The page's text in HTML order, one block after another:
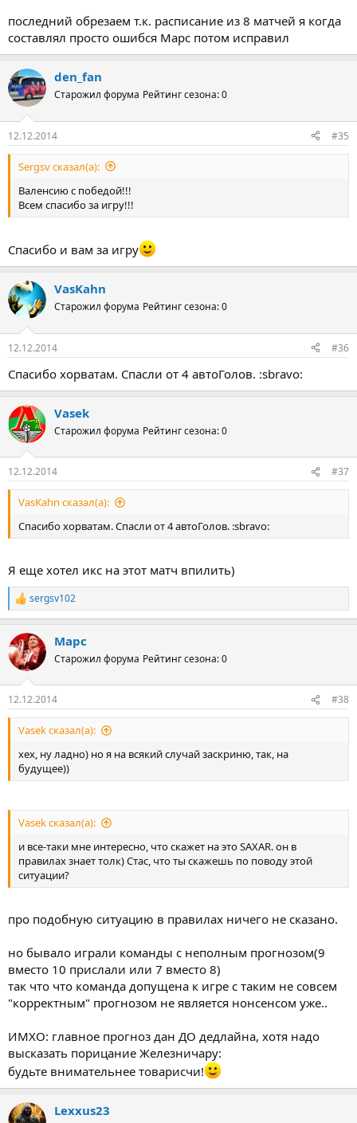
последний обрезаем т.к. расписание из 8 матчей я когда
составлял просто ошибся Марс потом исправил
den_fan
Старожил форума Рейтинг сезона: 0
12.12.2014 #35
Sergsv сказал(а):
Валенсию с победой!!!
Всем спасибо за игру!!!
Спасибо и вам за игру
VasKahn
Старожил форума Рейтинг сезона: 0
12.12.2014 #36
Спасибо хорватам. Спасли от 4 автоГолов. :sbravo:
Vasek
Старожил форума Рейтинг сезона: 0
12.12.2014 #37
VasKahn сказал(а):
Спасибо хорватам. Спасли от 4 автоГолов. :sbravo:
Я еще хотел икс на этот матч впилить)
Р
е
к
ц
и
sergsv102
Марс
Старожил форума Рейтинг сезона: 0
12.12.2014 #38
Vasek сказал(а):
хех, ну ладно) но я на всякий случай заскриню, так, на
будущее))
Vasek сказал(а):
и все-таки мне интересно, что скажет на это SAXAR. он в
правилах знает толк) Стас, что ты скажешь по поводу этой
ситуации?
про подобную ситуацию в правилах ничего не сказано.
но бывало играли команды с неполным прогнозом(9
вместо 10 прислали или 7 вместо 8)
так что что команда допущена к игре с таким не совсем
"корректным" прогнозом не является нонсенсом уже..
ИМХО: главное прогноз дан ДО дедлайна, хотя надо
высказать порицание Железничару:
будьте внимательнее товарисчи!
Lexxus23